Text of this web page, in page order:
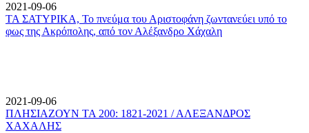
2021-09-06
ΤΑ ΣΑΤΥΡΙΚΑ, Το πνεύμα του Αριστοφάνη ζωντανεύει υπό το
φως της Ακρόπολης, από τον Αλέξανδρο Χάχαλη
2021-09-06
ΠΛΗΣΙΑΖΟΥΝ ΤΑ 200: 1821-2021 / ΑΛΕΞΑΝΔΡΟΣ
ΧΑΧΑΛΗΣ